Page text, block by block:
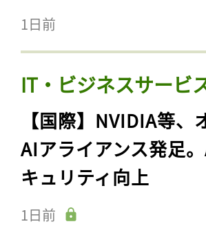
1日前
IT・ビジネスサービ
【国際】NVIDIA等
AIアライアンス発足
キュリティ向上
1日前